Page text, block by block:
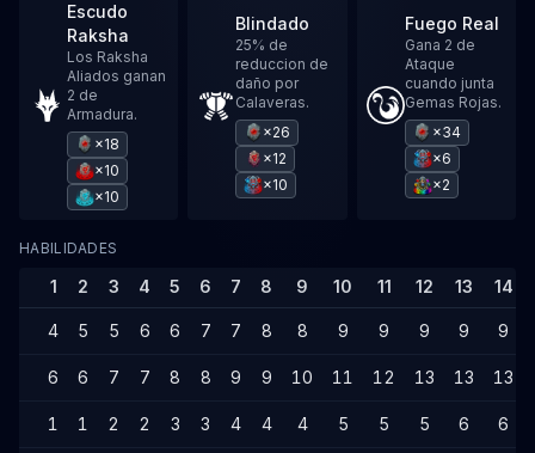
Escudo
Raksha
Los Raksha
Aliados ganan
2 de
Armadura.
×18
×10
×10
Blindado
25% de
reduccion de
daño por
Calaveras.
×26
×12
×10
Fuego Real
Gana 2 de
Ataque
cuando junta
Gemas Rojas.
×34
×6
×2
HABILIDADES
1 2 3 4 5 6 7 8 9 10 11 12 13 14
4 5 5 6 6 7 7 8 8 9 9 9 9 9
6 6 7 7 8 8 9 9 10 11 12 13 13 13
1 1 2 2 3 3 4 4 4 5 5 5 6 6